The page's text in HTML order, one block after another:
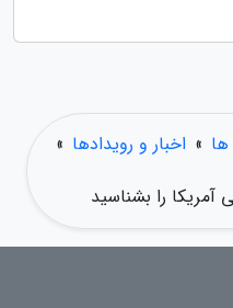
ها » اخبار و رویدادها »
آمریکا را بشناسید